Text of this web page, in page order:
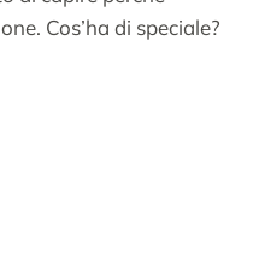
Cos’ha di speciale?